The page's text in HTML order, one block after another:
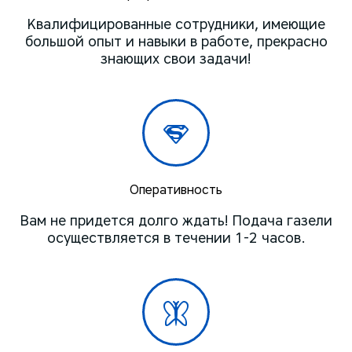
Квалифицированные сотрудники, имеющие
большой опыт и навыки в работе, прекрасно
знающих свои задачи!
Оперативность
Вам не придется долго ждать! Подача газели
осуществляется в течении 1-2 часов.